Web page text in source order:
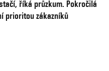
říká průzkum. Pokročilá
prioritou zákazníků